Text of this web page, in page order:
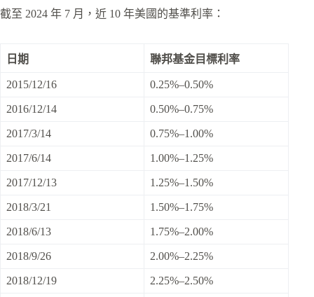
截至 2024 年 7 月，近 10 年美國的基準利率：
日期 聯邦基金目標利率
2015/12/16 0.25%–0.50%
2016/12/14 0.50%–0.75%
2017/3/14 0.75%–1.00%
2017/6/14 1.00%–1.25%
2017/12/13 1.25%–1.50%
2018/3/21 1.50%–1.75%
2018/6/13 1.75%–2.00%
2018/9/26 2.00%–2.25%
2018/12/19 2.25%–2.50%